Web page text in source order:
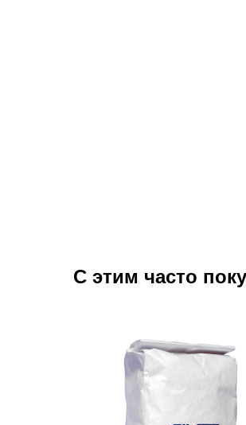
С этим часто